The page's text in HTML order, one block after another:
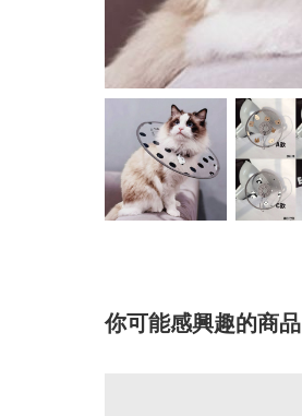
你可能感興趣的商品